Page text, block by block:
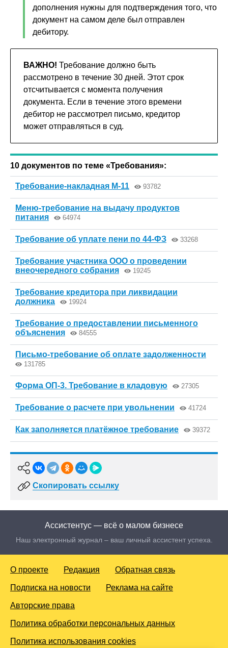
дополнения нужны для подтверждения того, что
документ на самом деле был отправлен
дебитору.
ВАЖНО! Требование должно быть
рассмотрено в течение 30 дней. Этот срок
отсчитывается с момента получения
документа. Если в течение этого времени
дебитор не рассмотрел письмо, кредитор
может отправляться в суд.
10 документов по теме «Требования»:
Требование-накладная М-11 93782
Меню-требование на выдачу продуктов
питания
64974
Требование об уплате пени по 44-ФЗ 33268
Требование участника ООО о проведении
внеочередного собрания
19245
Требование кредитора при ликвидации
должника
19924
Требование о предоставлении письменного
объяснения
84555
Письмо-требование об оплате задолженности
131785
Форма ОП-3. Требование в кладовую 27305
Требование о расчете при увольнении 41724
Как заполняется платёжное требование 39372
Скопировать ссылку
Ассистентус — всё о малом бизнесе
Наш электронный журнал – ваш личный ассистент успеха.
О проекте Редакция Обратная связь
Подписка на новости Реклама на сайте
Авторские права
Политика обработки персональных данных
Политика использования cookies